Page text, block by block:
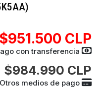
$951.500 CLP
con transferencia
$984.990 CLP
Otros medios de pago